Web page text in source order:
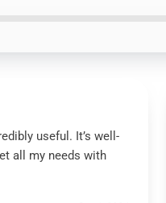
useful. It’s well-
all my needs with